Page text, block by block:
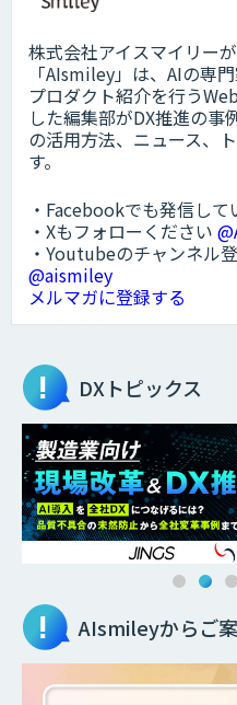
株式会社アイスマイリー
「AIsmiley」は、AIの専
プロダクト紹介を行う
した編集部がDX推進の事
の活用方法、ニュース、
す。
・Facebookでも発信して
・Xもフォローください
・Youtubeのチャンネル
@aismiley
メルマガに登録する
DXトピックス
AIsmileyからご